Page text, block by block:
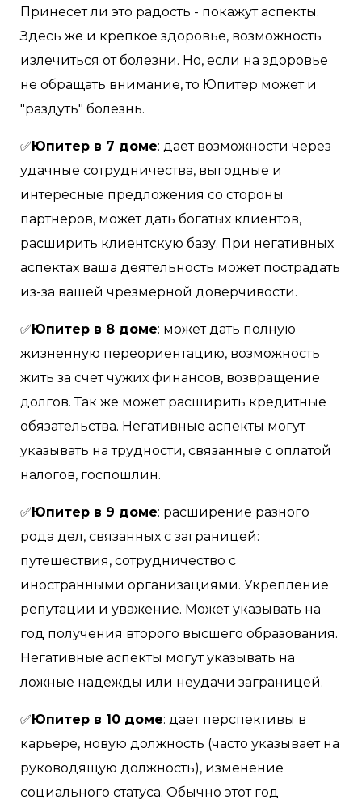
Принесет ли это радость - покажут аспекты.
Здесь же и крепкое здоровье, возможность
излечиться от болезни. Но, если на здоровье
не обращать внимание, то Юпитер может и
"раздуть" болезнь.
✅Юпитер в 7 доме: дает возможности через
удачные сотрудничества, выгодные и
интересные предложения со стороны
партнеров, может дать богатых клиентов,
расширить клиентскую базу. При негативных
аспектах ваша деятельность может пострадать
из-за вашей чрезмерной доверчивости.
✅Юпитер в 8 доме: может дать полную
жизненную переориентацию, возможность
жить за счет чужих финансов, возвращение
долгов. Так же может расширить кредитные
обязательства. Негативные аспекты могут
указывать на трудности, связанные с оплатой
налогов, госпошлин.
✅Юпитер в 9 доме: расширение разного
рода дел, связанных с заграницей:
путешествия, сотрудничество с
иностранными организациями. Укрепление
репутации и уважение. Может указывать на
год получения второго высшего образования.
Негативные аспекты могут указывать на
ложные надежды или неудачи заграницей.
✅Юпитер в 10 доме: дает перспективы в
карьере, новую должность (часто указывает на
руководящую должность), изменение
социального статуса. Обычно этот год